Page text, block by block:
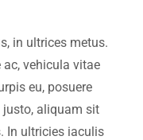
in ultrices metus.
vehicula vitae
eu, posuere
justo, aliquam sit
In ultricies iaculis